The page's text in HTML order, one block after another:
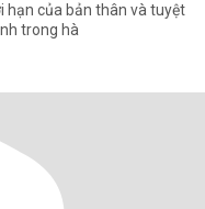
hạn của bản thân và tuyệt
trong hà